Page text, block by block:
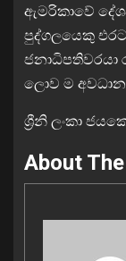
ඇමරිකාවේ
පුද්ගලයෙකු
ලොව ම
ශ්‍රීනි ලංකා
About